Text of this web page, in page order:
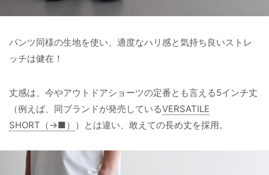
パンツ同様の生地を使い、適度なハリ感と気持ち良いストレ
ッチは健在！
丈感は、今やアウトドアショーツの定番とも言える5インチ丈
（例えば、同ブランドが発売しているVERSATILE
SHORT（→■） ）とは違い、敢えての長め丈を採用。